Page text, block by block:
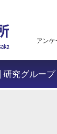
アンケ
研究グループ